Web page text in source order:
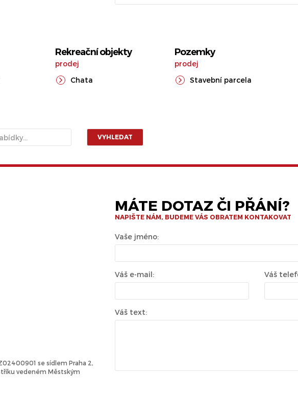
Rekreační objekty
prodej
Chata
Pozemky
prodej
Stavební parcela
VYHLEDAT
se sídlem Praha 2,
vedeném Městským
MÁTE DOTAZ ČI PŘÁNÍ?
NAPIŠTE NÁM, BUDEME VÁS OBRATEM KONTAKOVAT
Vaše jméno:
Váš e-mail: Váš
Váš text: